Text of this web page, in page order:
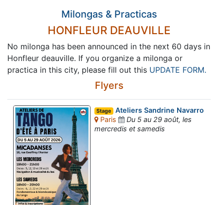
Milongas & Practicas
HONFLEUR DEAUVILLE
No milonga has been announced in the next 60 days in
Honfleur deauville. If you organize a milonga or
practica in this city, please fill out this UPDATE FORM.
Flyers
Stage Ateliers Sandrine Navarro
Paris
Du 5 au 29 août, les
mercredis et samedis